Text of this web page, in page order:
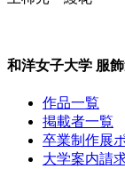
和洋女子大学 服
作品一覧
掲載者一覧
卒業制作展
大学案内請